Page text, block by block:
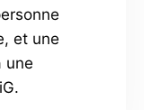
et une
une